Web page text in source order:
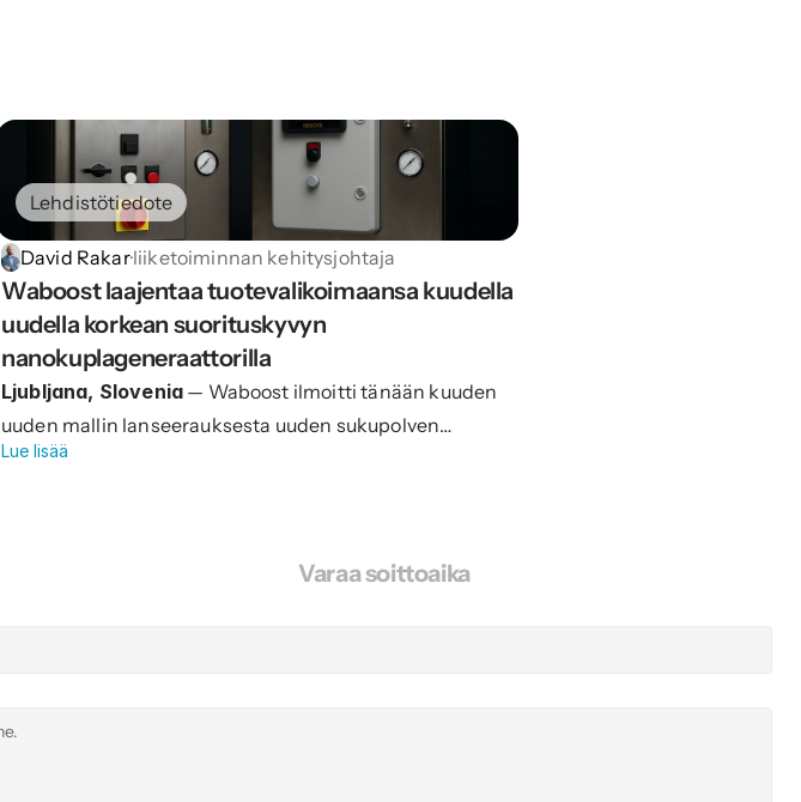
Lehdistötiedote
David Rakar·liiketoiminnan kehitysjohtaja
Waboost laajentaa tuotevalikoimaansa kuudella
uudella korkean suorituskyvyn
nanokuplageneraattorilla
Ljubljana, Slovenia — Waboost ilmoitti tänään kuuden
uuden mallin lanseerauksesta uuden sukupolven
nanokuplageneraattorien tuotesarjassaan: Fauna 50 ja
Lue lisää
Varaa soittoaika